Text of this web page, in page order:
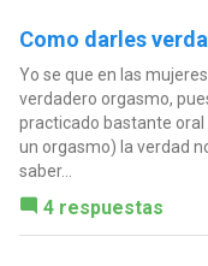
Como darles
Yo se que en las
verdadero orgasmo,
practicado bastante oral
un orgasmo) la verdad
saber...
4 respuestas